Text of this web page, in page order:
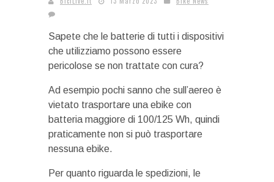
Sapete che le batterie di tutti i dispositivi
che utilizziamo possono essere
pericolose se non trattate con cura?
Ad esempio pochi sanno che sull’aereo è
vietato trasportare una ebike con
batteria maggiore di 100/125 Wh, quindi
praticamente non si può trasportare
nessuna ebike.
Per quanto riguarda le spedizioni, le